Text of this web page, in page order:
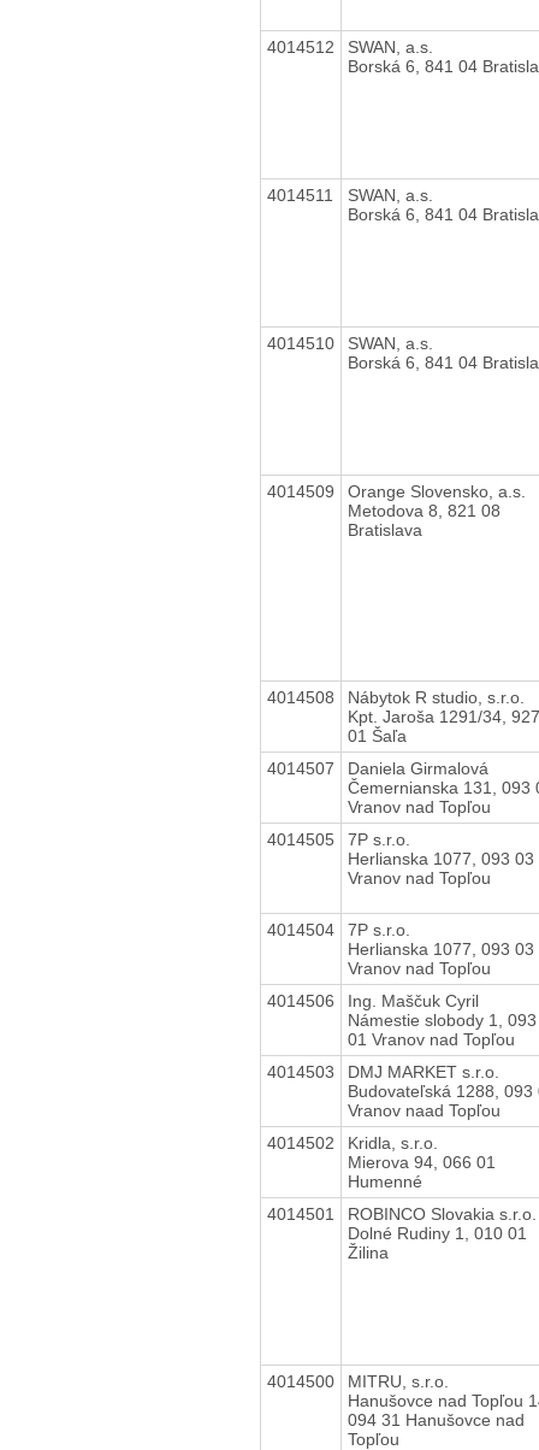
4014512
SWAN, a.s.
Borská 6, 841 04
4014511
SWAN, a.s.
Borská 6, 841 04
4014510
SWAN, a.s.
Borská 6, 841 04
4014509
Orange Slovensko, a.s.
Metodova 8, 821 08
Bratislava
4014508
Nábytok R studio, s.r.o.
Kpt. Jaroša 1291/34, 927
01 Šaľa
4014507
Daniela Girmalová
Čemernianska 131, 093
Vranov nad Topľou
4014505
7P s.r.o.
Herlianska 1077, 093 03
Vranov nad Topľou
4014504
7P s.r.o.
Herlianska 1077, 093 03
Vranov nad Topľou
4014506
Ing. Maščuk Cyril
Námestie slobody 1, 093
01 Vranov nad Topľou
4014503
DMJ MARKET s.r.o.
Budovateľská 1288, 093
Vranov naad Topľou
4014502
Kridla, s.r.o.
Mierova 94, 066 01
Humenné
4014501
ROBINCO Slovakia s.r.o.
Dolné Rudiny 1, 010 01
Žilina
4014500
MITRU, s.r.o.
Hanušovce nad Topľou
094 31 Hanušovce nad
Topľou